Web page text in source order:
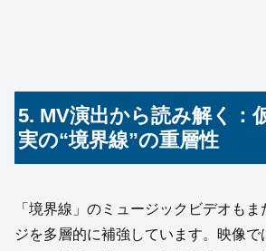
5. MV演出から読み解く：
実の“境界線”の重層性
「境界線」のミュージックビデオも
ジを多層的に補強しています。映像